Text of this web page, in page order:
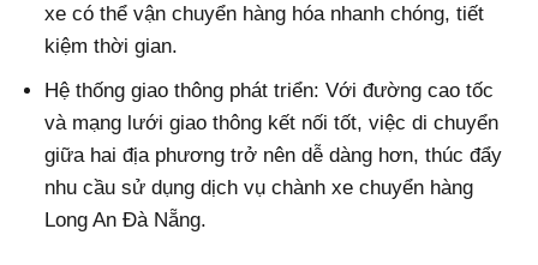
xe có thể vận chuyển hàng hóa nhanh chóng, tiết
kiệm thời gian.
Hệ thống giao thông phát triển: Với đường cao tốc
và mạng lưới giao thông kết nối tốt, việc di chuyển
giữa hai địa phương trở nên dễ dàng hơn, thúc đẩy
nhu cầu sử dụng dịch vụ chành xe chuyển hàng
Long An Đà Nẵng.